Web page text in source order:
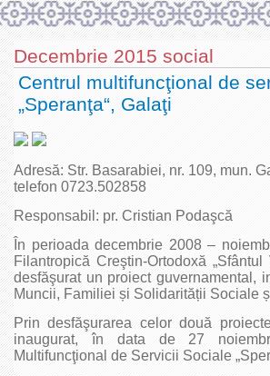
Decembrie 2015 social
Centrul multifuncţional de
„Speranţa“, Galaţi
Adresă: Str. Basarabiei, nr. 109, mun.
telefon 0723.502858
Responsabil: pr. Cristian Podaşcă
În perioada decembrie 2008 –
Filantropică Creştin-Ortodoxă
desfăşurat un proiect guvernamental,
Muncii, Familiei și Solidarității Sociale
Prin desfăşurarea celor două
inaugurat, în data de 27
Multifuncţional de Servicii Sociale